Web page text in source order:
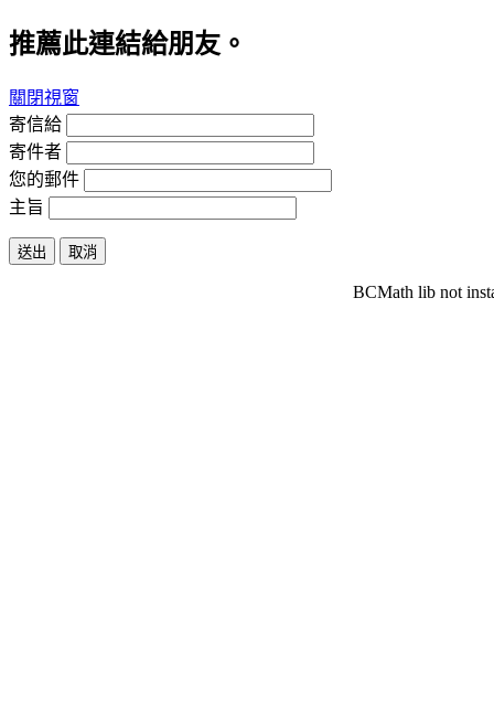
推薦此連結給朋友。
關閉視窗
寄信給
寄件者
您的郵件
主旨
送出 取消
BCMath lib not